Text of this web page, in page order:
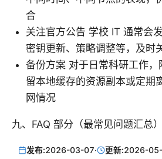
合
关注官方公告 学校 IT 通常会
密钥更新、策略调整等，及时
备份方案 对于日常科研工作
留本地缓存的资源副本或定期
网情况
九、FAQ 部分（最常见问题汇总）
发布:2026-03-07· 更新:2026-